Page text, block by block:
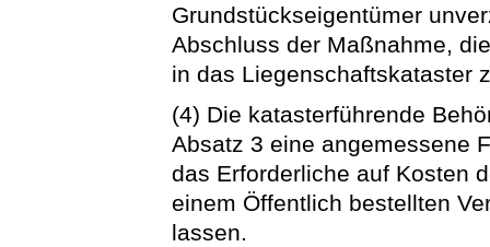
Grundstückseigentümer
Abschluss der Maßnahme,
in das Liegenschaftskataster
(4) Die katasterführende
Absatz 3 eine angemessene
das Erforderliche auf Kosten
einem Öffentlich bestellten
lassen.